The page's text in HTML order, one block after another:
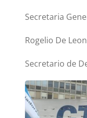
Secretaria
Rogelio De
Secretario de